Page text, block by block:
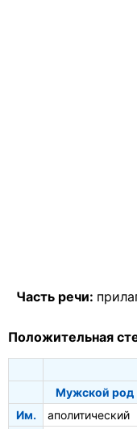
Часть речи:
Положительная
Мужской род
Им.
аполитический